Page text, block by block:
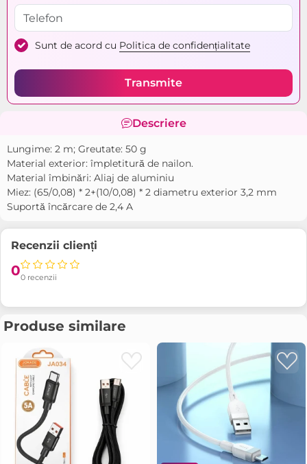
Sunt de acord cu Politica de confidențialitate
Transmite
Descriere
Lungime: 2 m; Greutate: 50 g
Material exterior: împletitură de nailon.
Material îmbinări: Aliaj de aluminiu
Miez: (65/0,08) * 2+(10/0,08) * 2 diametru exterior 3,2 mm
Suportă încărcare de 2,4 A
Recenzii clienți
00 recenzii
Produse similare